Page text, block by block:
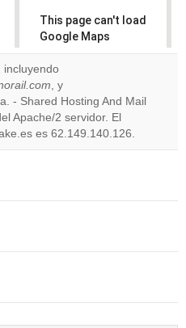
This page can't load
Google Maps
correctly.
Do you
own this
website?
OK
incluyendo
, y
- Shared Hosting And Mail
Apache/2 servidor. El
es 62.149.140.126.